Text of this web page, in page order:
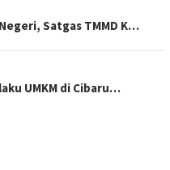
Satgas TMMD K…
UMKM di Cibaru…